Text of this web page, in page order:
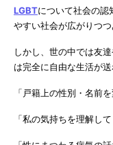
LGBTについて社会の認
やすい社会が広がりつつ
しかし、世の中では友
は完全に自由な生活が
「戸籍上の性別・名前
「私の気持ちを理解し